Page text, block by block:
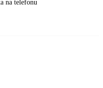
na telefonu